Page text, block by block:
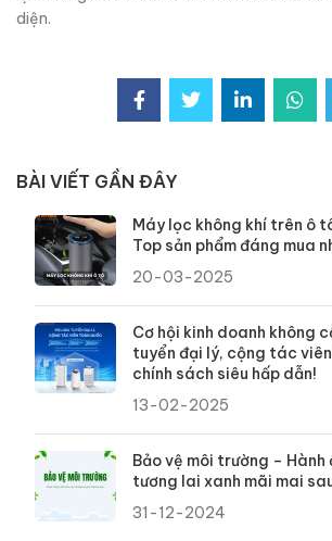
diện.
BÀI VIẾT GẦN ĐÂY
Máy lọc không khí trên ô
Top sản phẩm đáng mua
20-03-2025
Cơ hội kinh doanh không
tuyển đại lý, cộng tác
chính sách siêu hấp dẫn!
13-02-2025
Bảo vệ môi trường – Hành
tương lai xanh mãi mai
31-12-2024